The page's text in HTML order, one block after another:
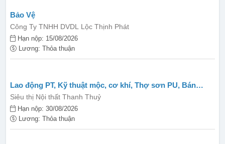
Bảo Vệ
Công Ty TNHH DVDL Lộc Thịnh Phát
Hạn nộp: 15/08/2026
Lương: Thỏa thuận
Lao động PT, Kỹ thuật mộc, cơ khí, Thợ sơn PU, Bán
hàng...
Siêu thị Nội thất Thanh Thuỷ
Hạn nộp: 30/08/2026
Lương: Thỏa thuận